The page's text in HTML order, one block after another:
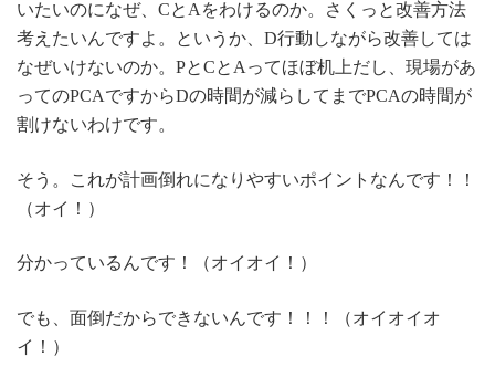
いたいのになぜ、CとAをわけるのか。さくっと改善方法
考えたいんですよ。というか、D行動しながら改善しては
なぜいけないのか。PとCとAってほぼ机上だし、現場があ
ってのPCAですからDの時間が減らしてまでPCAの時間が
割けないわけです。
そう。これが計画倒れになりやすいポイントなんです！！
（オイ！）
分かっているんです！（オイオイ！）
でも、面倒だからできないんです！！！（オイオイオ
イ！）